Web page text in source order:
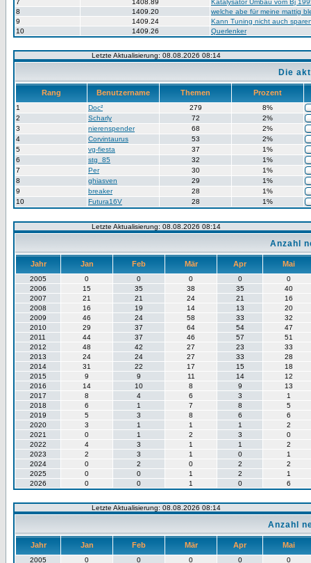
7
1408.89
Katalysator Umbau vom Bj
8
1409.20
welche abe für meine mattig
9
1409.24
Kann Tuning nicht auch
10
1409.26 Querlenker
Letzte Aktualisierung: 08.08.2026 08:14
Die
Rang Benutzername Themen Prozent
1 Doc² 279
8%
2
Scharly 72
2%
3
nierenspender 68
2%
4
Corvintaurus 53
2%
5
vg-fiesta 37
1%
6
stg_85 32
1%
7
Per 30
1%
8
ghiasven 29
1%
9
breaker 28
1%
10
Futura16V 28 1%
Letzte Aktualisierung: 08.08.2026 08:14
Anzahl
Jahr Jan Feb Mär Apr Mai
2005 0 0 0 0
0
2006
15 35 38 35
40
2007
21 21 24 21
16
2008
16 19 14 13
20
2009
46 24 58 33
32
2010
29 37 64 54
47
2011
44 37 46 57
51
2012
48 42 27 23
33
2013
24 24 27 33
28
2014
31 22 17 15
18
2015
9 9 11 14
12
2016
14 10 8 9
13
2017
8 4 6 3
1
2018
6 1 7 8
5
2019
5 3 8 6
6
2020
3 1 1 1
2
2021
0 1 2 3
0
2022
4 3 1 1
2
2023
2 3 1 0
1
2024
0 2 0 2
2
2025
0 0 1 2
1
2026
0 0 1 0 6
Letzte Aktualisierung: 08.08.2026 08:14
Anzahl
Jahr Jan Feb Mär Apr Mai
2005 0 0 0 0 0